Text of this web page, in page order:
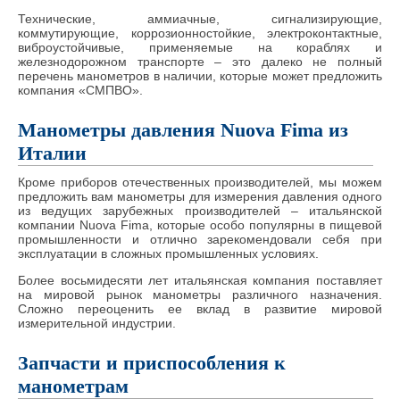
Технические, аммиачные, сигнализирующие,
коммутирующие, коррозионностойкие, электроконтактные,
виброустойчивые, применяемые на кораблях и
железнодорожном транспорте – это далеко не полный
перечень манометров в наличии, которые может предложить
компания «СМПВО».
Манометры давления Nuova Fima из
Италии
Кроме приборов отечественных производителей, мы можем
предложить вам манометры для измерения давления одного
из ведущих зарубежных производителей – итальянской
компании Nuova Fima, которые особо популярны в пищевой
промышленности и отлично зарекомендовали себя при
эксплуатации в сложных промышленных условиях.
Более восьмидесяти лет итальянская компания поставляет
на мировой рынок манометры различного назначения.
Сложно переоценить ее вклад в развитие мировой
измерительной индустрии.
Запчасти и приспособления к
манометрам